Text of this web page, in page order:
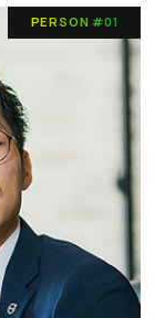
PERSON #01